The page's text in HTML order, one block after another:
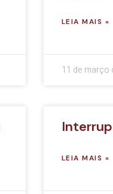
LEIA MAIS »
11 de março
LEIA MAIS »